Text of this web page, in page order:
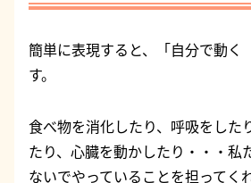
簡単に表現すると、「自分で動く
す。
食べ物を消化したり、呼吸をした
たり、心臓を動かしたり・・・私
ないでやっていることを担ってく